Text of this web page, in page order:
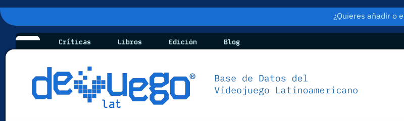
¿Quieres añadir o
Críticas Libros Edición Blog